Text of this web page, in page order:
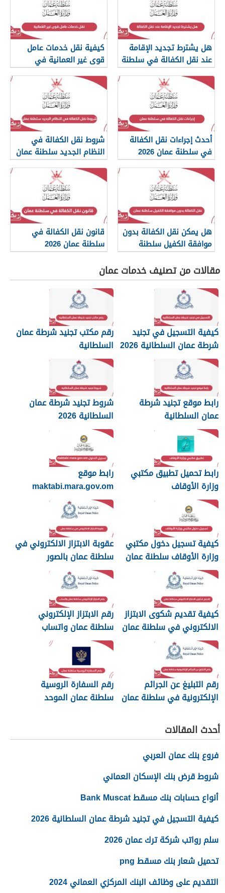
هل يشترط تجديد الإقامة
عند نقل الكفالة في سلطنة
عمان؟
كيفية نقل خدمات عامل
قوى غير العمانية في
سلطنة عمان
أحدث إجراءات نقل الكفالة
في سلطنة عمان 2026
شروط نقل الكفالة في
النظام الجديد سلطنة عمان
2026
هل يمكن نقل الكفالة بدون
موافقة الكفيل سلطنة
عمان؟
قانون نقل الكفالة في
سلطنة عمان 2026
مقالات من تصنيف خدمات عمان
كيفية التسجيل في تجنيد
شرطة عمان السلطانية 2026
رقم مكتب تجنيد شرطة عمان
السلطانية
رابط موقع تجنيد شرطة
عمان السلطانية
شروط تجنيد شرطة عمان
السلطانية 2026
رابط تحميل تطبيق مكتبي
وزارة الأوقاف
رابط موقع
maktabi.mara.gov.om
تسجيل الدخول
كيفية تسجيل دخول مكتبي
وزارة الأوقاف سلطنة عمان
عقوبة الابتزاز الالكتروني في
سلطنة عمان بالصور
والرسائل
كيفية تقديم شكوى الابتزاز
الالكتروني في سلطنة عمان
رقم الابتزاز الإلكتروني
سلطنة عمان واتساب
رقم التبليغ عن الجرائم
الإلكترونية في سلطنة عمان
رقم السفارة الروسية
سلطنة عمان الموحد
أحدث المقالات
فروع بنك عمان العربي
شروط قرض بنك الإسكان العماني
أنواع حسابات بنك مسقط Bank Muscat
كيفية التسجيل في تجنيد شرطة عمان السلطانية 2026
سلم رواتب شركة ترك عمان 2026
تحميل شعار بنك مسقط png
التقديم على وظائف البنك المركزي العماني 2024